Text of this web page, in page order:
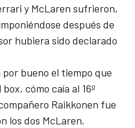
y McLaren sufrieron,
después de
hubiera sido declarado
por bueno el tiempo que
cómo caía al 16º
Raikkonen fue
los dos McLaren.